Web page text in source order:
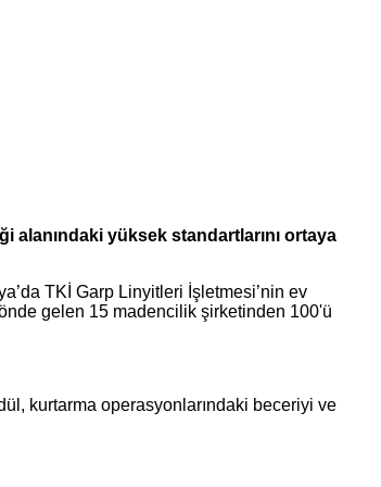
alanındaki yüksek standartlarını ortaya
TKİ Garp Linyitleri İşletmesi’nin ev
gelen 15 madencilik şirketinden 100'ü
kurtarma operasyonlarındaki beceriyi ve